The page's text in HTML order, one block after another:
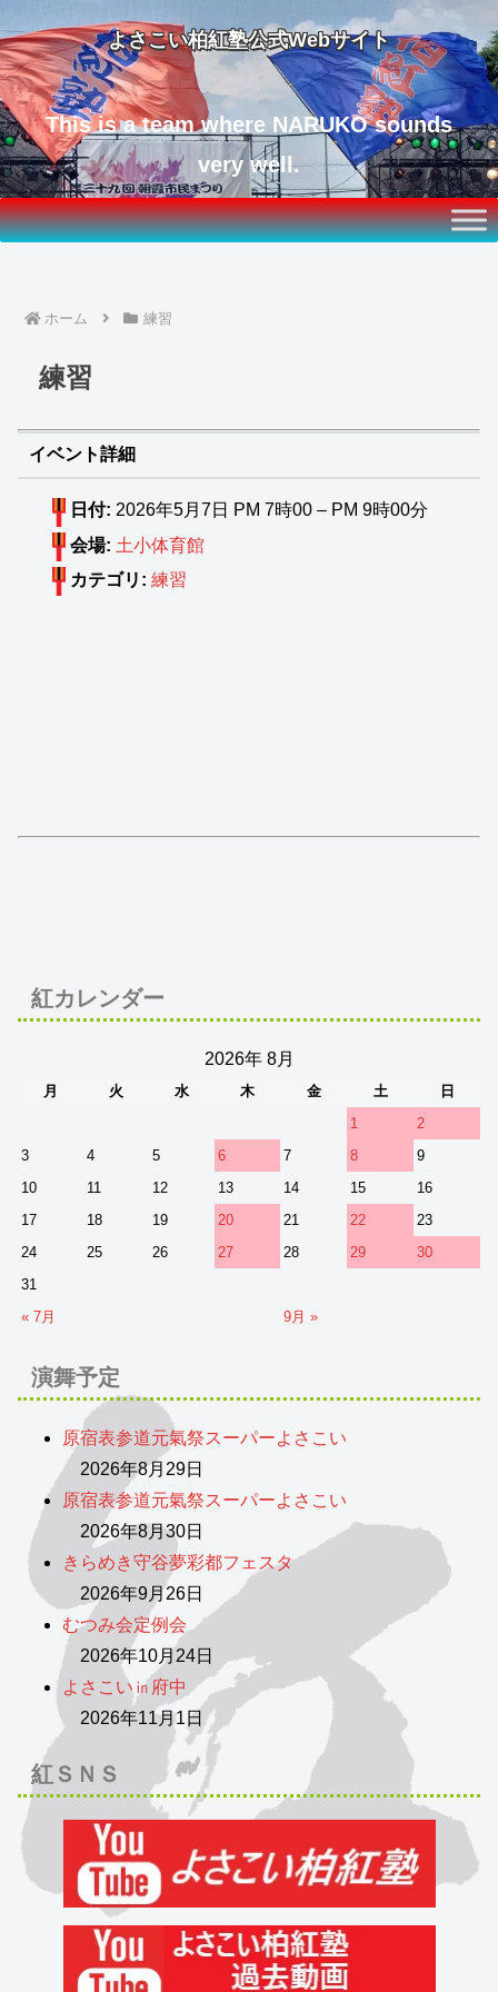
よさこい柏紅塾公式Webサイト
This is a team where NARUKO sounds
very well.
ホーム 練習
練習
イベント詳細
日付: 2026年5月7日 PM 7時00 – PM 9時00分
会場: 土小体育館
カテゴリ: 練習
紅カレンダー
2026年 8月
月 火 水 木 金 土
日
1
2
3
4 5 6 7 8
9
10
11 12 13 14 15
16
17
18 19 20 21 22
23
24
25 26 27 28 29
30
31
« 7月
9月 »
演舞予定
原宿表参道元氣祭スーパーよさこい
2026年8月29日
原宿表参道元氣祭スーパーよさこい
2026年8月30日
きらめき守谷夢彩都フェスタ
2026年9月26日
むつみ会定例会
2026年10月24日
よさこい㏌府中
2026年11月1日
紅ＳＮＳ